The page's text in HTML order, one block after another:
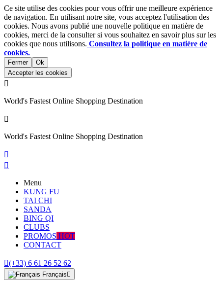
Ce site utilise des cookies pour vous offrir une meilleure expérience
de navigation. En utilisant notre site, vous acceptez l'utilisation des
cookies. Nous avons publié une nouvelle politique en matière de
cookies, merci de la consulter si vous souhaitez en savoir plus sur les
cookies que nous utilisons. Consultez la politique en matière de
cookies.
Fermer
Ok
Accepter les cookies

World's Fastest Online Shopping Destination

World's Fastest Online Shopping Destination


Menu
KUNG FU
TAI CHI
SANDA
BING QI
CLUBS
PROMOS HOT
CONTACT
(+33) 6 61 26 52 62
Français 